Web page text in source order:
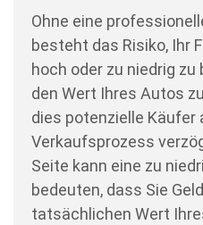
Ohne eine
besteht das Risiko, Ihr
hoch oder zu niedrig zu
den Wert Ihres Autos
dies potenzielle Käufer
Verkaufsprozess
Seite kann eine zu
bedeuten, dass Sie
tatsächlichen Wert